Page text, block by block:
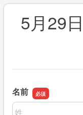
5月29
名前
名前の姓